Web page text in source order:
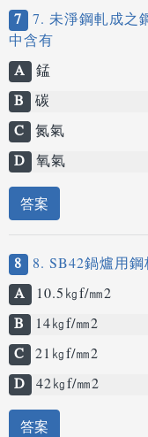
7 7. 未淨鋼軋成之
中含有
A 錳
B 碳
C 氮氣
D 氧氣
答案
8 8. SB42鍋爐用
A
10.5㎏f/㎜2
B
14㎏f/㎜2
C 21㎏f/㎜2
D 42㎏f/㎜2
答案